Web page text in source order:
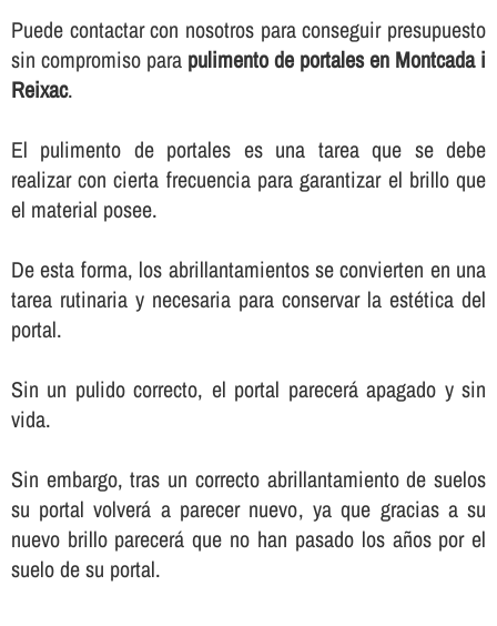
Puede contactar con nosotros para conseguir presupuesto
sin compromiso para pulimento de portales en Montcada i
Reixac.
El pulimento de portales es una tarea que se debe
realizar con cierta frecuencia para garantizar el brillo que
el material posee.
De esta forma, los abrillantamientos se convierten en una
tarea rutinaria y necesaria para conservar la estética del
portal.
Sin un pulido correcto, el portal parecerá apagado y sin
vida.
Sin embargo, tras un correcto abrillantamiento de suelos
su portal volverá a parecer nuevo, ya que gracias a su
nuevo brillo parecerá que no han pasado los años por el
suelo de su portal.